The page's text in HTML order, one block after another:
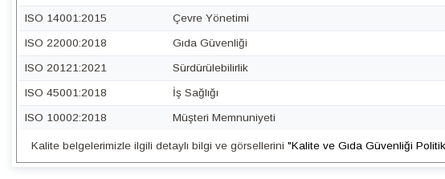
ISO 14001:2015 Çevre Yönetimi
ISO 22000:2018 Gıda Güvenliği
ISO 20121:2021 Sürdürülebilirlik
ISO 45001:2018 İş Sağlığı
ISO 10002:2018 Müşteri Memnuniyeti
Kalite belgelerimizle ilgili detaylı bilgi ve görsellerini "Kalite ve Gıda Güvenliği